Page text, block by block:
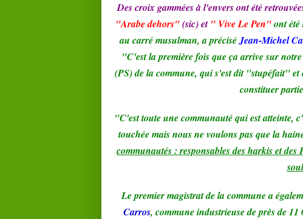
Des croix gammées à l'envers ont été
"Arabe dehors"(sic) et" Vive Le Pen"ont
au carré musulman, a préciséJean-Michel
"C'est la première fois que ça arrive sur
(PS) de la commune, qui s'est dit "stupéfait"
constituer
"C'est toute une communauté qui est atteinte,
touchée mais nous ne voulons pas que la
communautés : responsables des harkis et
Le premier magistrat de la commune a
Carros, commune industrieuse de près de